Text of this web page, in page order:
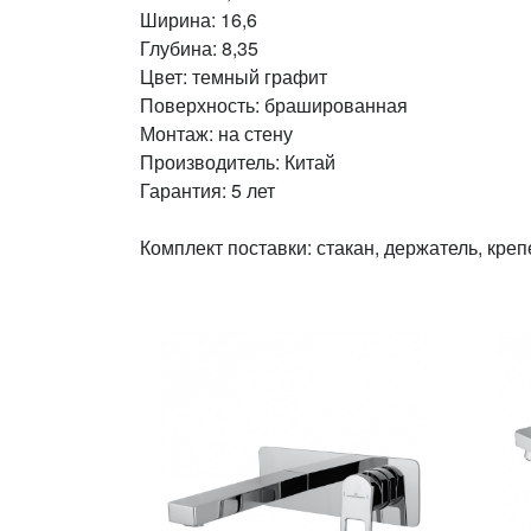
Ширина: 16,6
Глубина: 8,35
Цвет: темный графит
Поверхность: брашированная
Монтаж: на стену
Производитель: Китай
Гарантия: 5 лет
Комплект поставки: стакан, держатель,